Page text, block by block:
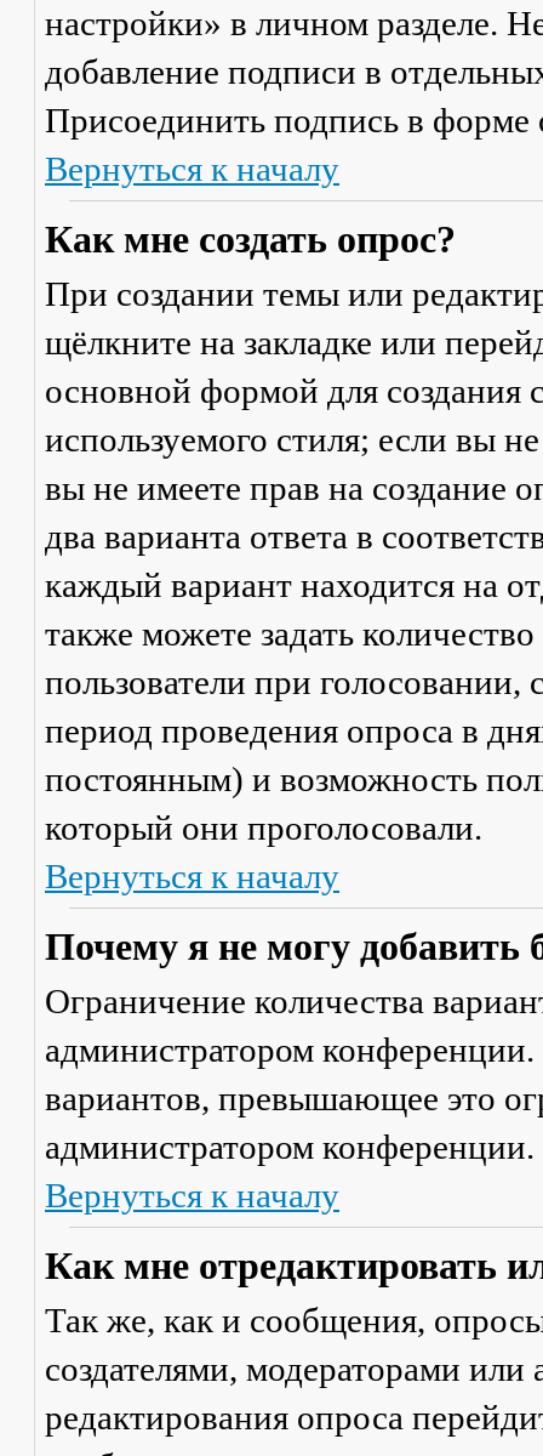
настройки» в личном разделе.
добавление подписи в
Присоединить подпись в форме
Вернуться к началу
Как мне создать опрос?
При создании темы или
щёлкните на закладке или
основной формой для создания
используемого стиля; если вы
вы не имеете прав на создание
два варианта ответа в
каждый вариант находится на
также можете задать
пользователи при
период проведения опроса в
постоянным) и возможность
который они проголосовали.
Вернуться к началу
Почему я не могу добавить
Ограничение количества
администратором
вариантов, превышающее это
администратором конференции.
Вернуться к началу
Как мне отредактировать
Так же, как и сообщения,
создателями, модераторами
редактирования опроса